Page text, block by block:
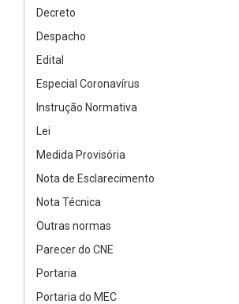
Decreto
Despacho
Edital
Especial Coronavírus
Instrução Normativa
Lei
Medida Provisória
Nota de Esclarecimento
Nota Técnica
Outras normas
Parecer do CNE
Portaria
Portaria do MEC